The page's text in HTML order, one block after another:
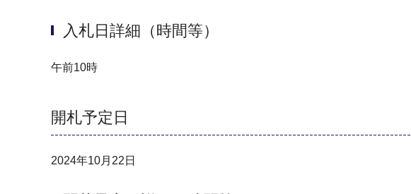
入札日詳細（時間等）
午前10時
開札予定日
2024年10月22日